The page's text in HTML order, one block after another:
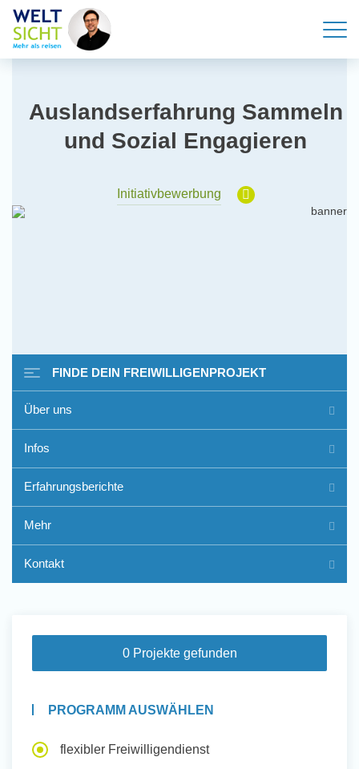
Auslandserfahrung Sammeln
und Sozial Engagieren
Initiativbewerbung
Freiwilligenarbeit im Ausland
- Erfahrungsberichte
Auslandserfahrung Sammeln
FINDE DEIN FREIWILLIGENPROJEKT
Über uns
Infos
Erfahrungsberichte
Mehr
Kontakt
0 Projekte gefunden
PROGRAMM AUSWÄHLEN
flexibler Freiwilligendienst